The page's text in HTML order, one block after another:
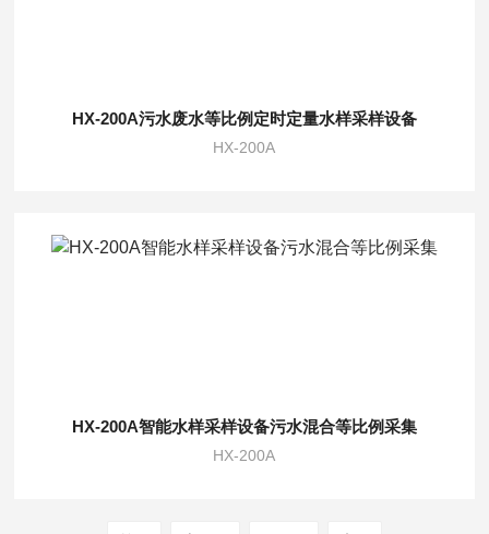
HX-200A污水废水等比例定时定量水样采样设备
HX-200A
HX-200A智能水样采样设备污水混合等比例采集
HX-200A